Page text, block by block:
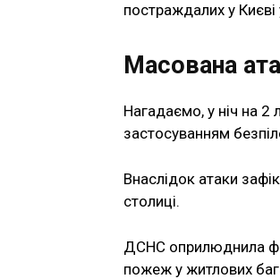
постраждалих у
Масована
Нагадаємо, у ніч на 2
застосуванням
Внаслідок атаки
столиці.
ДСНС оприлюднила
пожеж у житлових